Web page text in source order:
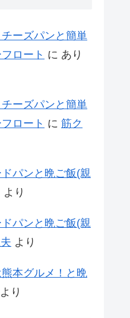
ーズパンと簡単
ロート に あり
ーズパンと簡単
ロート に 筋ク
パンと晩ご飯(親
より
パンと晩ご飯(親
より
本グルメ！と晩
より